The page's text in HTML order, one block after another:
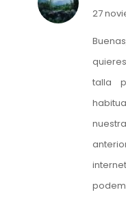
27
talla